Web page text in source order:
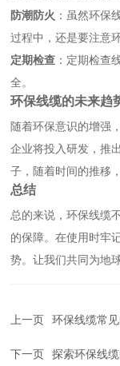
防潮防火 ：虽然环保
过程中，还是要注意
定期检查 ：定期检查
全。
环保线缆的未来趋
随着环保意识的增强
企业将投入研发，推
子，随着时间的推移
总结
总的来说，环保线缆
的保障。在使用时牢
势。让我们共同为地
上一页 环保线缆常
下一页 探索环保线